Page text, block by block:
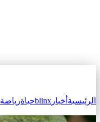
الرئيسية أخبار blinxحياةرياضة